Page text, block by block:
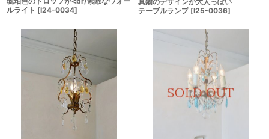
ルライト [I24-0034]
テーブルランプ [I25-0036]